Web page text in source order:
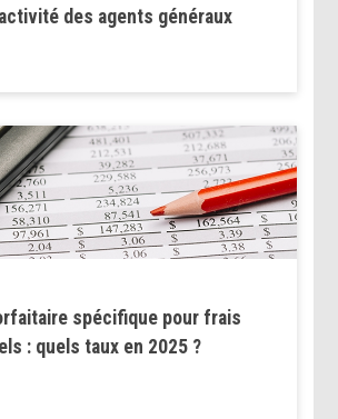
des agents généraux
spécifique pour frais
: quels taux en 2025 ?